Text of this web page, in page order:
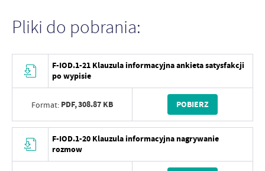
Pliki do pobrania:
F-IOD.1-21 Klauzula informacyjna ankieta satysfakcji
po wypisie
Format: PDF,308.87 KB POBIERZ
F-IOD.1-20 Klauzula informacyjna nagrywanie
rozmow